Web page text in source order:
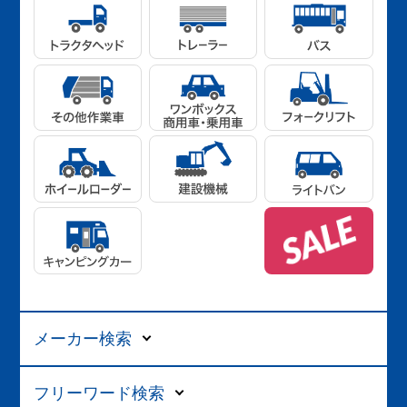
メーカー検索
フリーワード検索